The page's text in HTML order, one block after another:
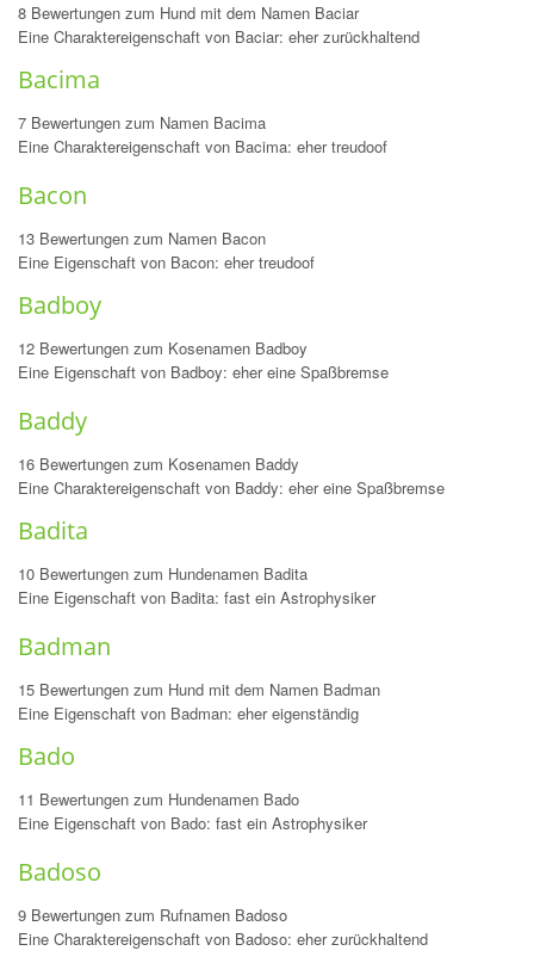
8 Bewertungen zum Hund mit dem Namen Baciar
Eine Charaktereigenschaft von Baciar: eher zurückhaltend
Bacima
7 Bewertungen zum Namen Bacima
Eine Charaktereigenschaft von Bacima: eher treudoof
Bacon
13 Bewertungen zum Namen Bacon
Eine Eigenschaft von Bacon: eher treudoof
Badboy
12 Bewertungen zum Kosenamen Badboy
Eine Eigenschaft von Badboy: eher eine Spaßbremse
Baddy
16 Bewertungen zum Kosenamen Baddy
Eine Charaktereigenschaft von Baddy: eher eine Spaßbremse
Badita
10 Bewertungen zum Hundenamen Badita
Eine Eigenschaft von Badita: fast ein Astrophysiker
Badman
15 Bewertungen zum Hund mit dem Namen Badman
Eine Eigenschaft von Badman: eher eigenständig
Bado
11 Bewertungen zum Hundenamen Bado
Eine Eigenschaft von Bado: fast ein Astrophysiker
Badoso
9 Bewertungen zum Rufnamen Badoso
Eine Charaktereigenschaft von Badoso: eher zurückhaltend